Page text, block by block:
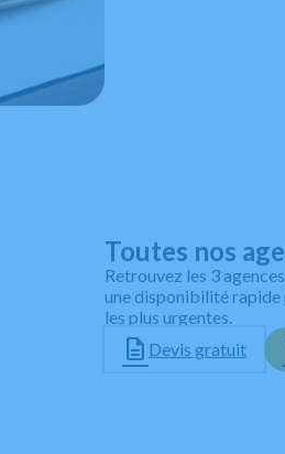
Toutes nos
Retrouvez les 3
une disponibilité rapide
les plus urgentes.
Devis gratuit
Leaflet